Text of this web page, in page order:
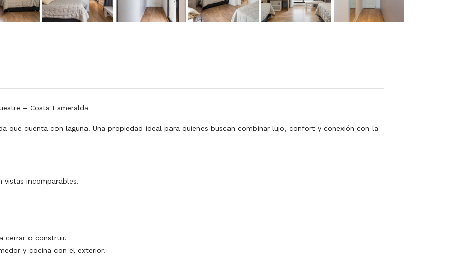
– Costa Esmeralda
que cuenta con laguna. Una propiedad ideal para quienes buscan combinar lujo, confort y conexión con la
vistas incomparables.
cerrar o construir.
y cocina con el exterior.